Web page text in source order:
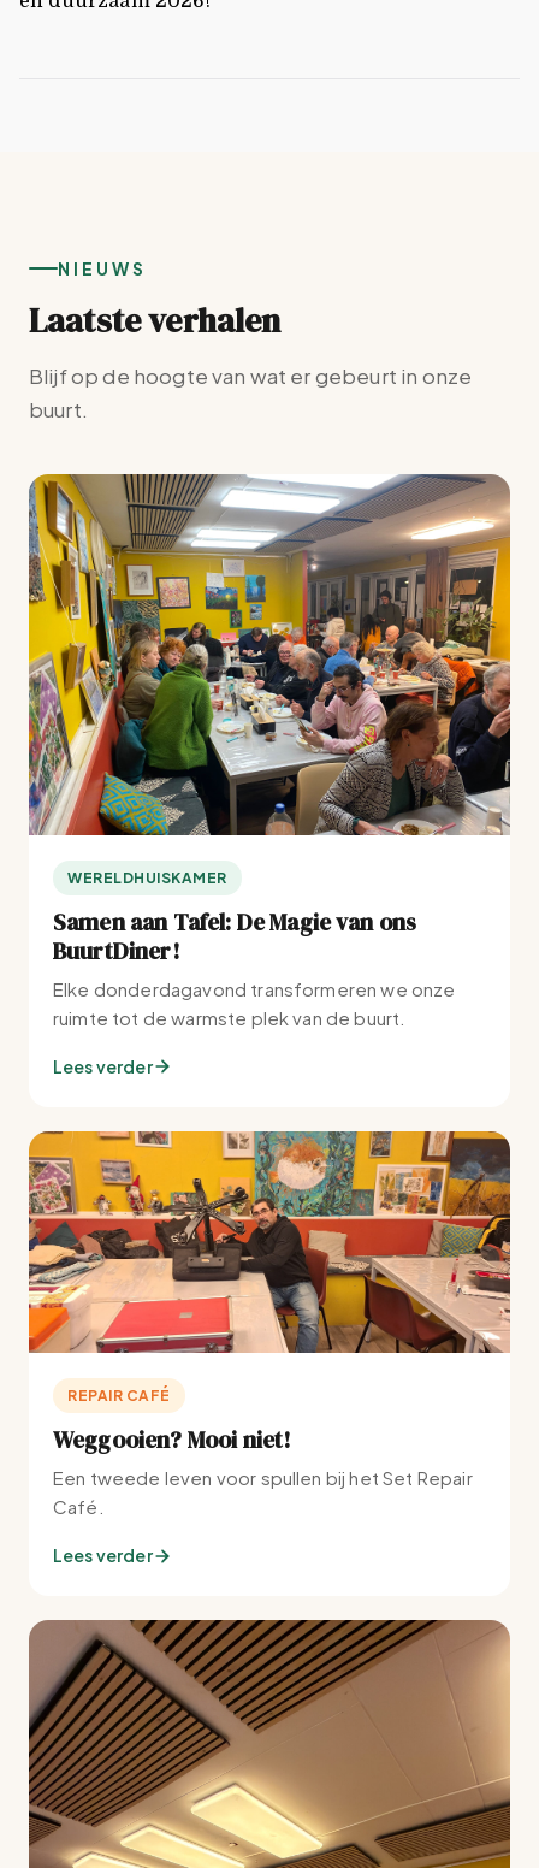
NIEUWS
Laatste verhalen
Blijf op de hoogte van wat er gebeurt in onze
buurt.
WERELDHUISKAMER
Samen aan Tafel: De Magie van ons
BuurtDiner!
Elke donderdagavond transformeren we onze
ruimte tot de warmste plek van de buurt.
Lees verder
REPAIR CAFÉ
Weggooien? Mooi niet!
Een tweede leven voor spullen bij het Set Repair
Café.
Lees verder